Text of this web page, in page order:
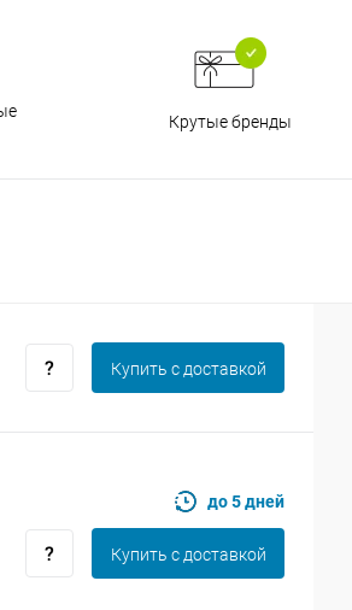
Крутые бренды
Купить c доставкой
до 5 дней
Купить c доставкой
Оплачивайте сегодня только